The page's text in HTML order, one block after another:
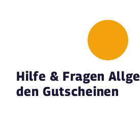
Hilfe & Fragen
den Gutscheinen